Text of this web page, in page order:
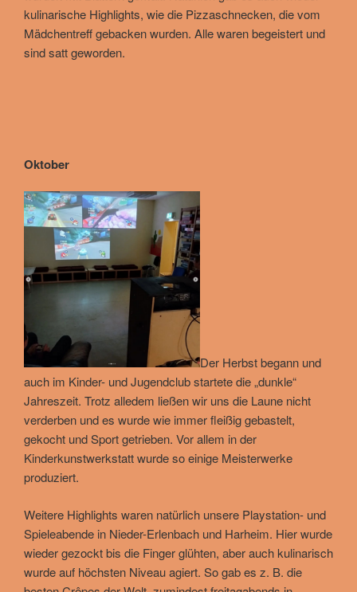
kulinarische Highlights, wie die Pizzaschnecken, die vom
Mädchentreff gebacken wurden. Alle waren begeistert und
sind satt geworden.
Oktober
Der Herbst begann und
auch im Kinder- und Jugendclub startete die „dunkle“
Jahreszeit. Trotz alledem ließen wir uns die Laune nicht
verderben und es wurde wie immer fleißig gebastelt,
gekocht und Sport getrieben. Vor allem in der
Kinderkunstwerkstatt wurde so einige Meisterwerke
produziert.
Weitere Highlights waren natürlich unsere Playstation- und
Spieleabende in Nieder-Erlenbach und Harheim. Hier wurde
wieder gezockt bis die Finger glühten, aber auch kulinarisch
wurde auf höchsten Niveau agiert. So gab es z. B. die